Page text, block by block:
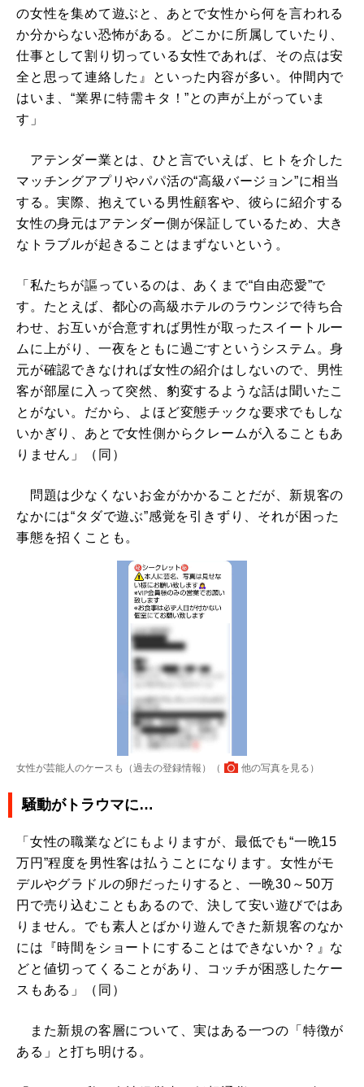
の女性を集めて遊ぶと、あとで女性から何を言われる
か分からない恐怖がある。どこかに所属していたり、
仕事として割り切っている女性であれば、その点は安
全と思って連絡した』といった内容が多い。仲間内で
はいま、“業界に特需キタ！”との声が上がっていま
す」
アテンダー業とは、ひと言でいえば、ヒトを介した
マッチングアプリやパパ活の“高級バージョン”に相当
する。実際、抱えている男性顧客や、彼らに紹介する
女性の身元はアテンダー側が保証しているため、大き
なトラブルが起きることはまずないという。
「私たちが謳っているのは、あくまで“自由恋愛”で
す。たとえば、都心の高級ホテルのラウンジで待ち合
わせ、お互いが合意すれば男性が取ったスイートルー
ムに上がり、一夜をともに過ごすというシステム。身
元が確認できなければ女性の紹介はしないので、男性
客が部屋に入って突然、豹変するような話は聞いたこ
とがない。だから、よほど変態チックな要求でもしな
いかぎり、あとで女性側からクレームが入ることもあ
りません」（同）
問題は少なくないお金がかかることだが、新規客の
なかには“タダで遊ぶ”感覚を引きずり、それが困った
事態を招くことも。
女性が芸能人のケースも（過去の登録情報）（ 他の写真を見る ）
騒動がトラウマに…
「女性の職業などにもよりますが、最低でも“一晩15
万円”程度を男性客は払うことになります。女性がモ
デルやグラドルの卵だったりすると、一晩30～50万
円で売り込むこともあるので、決して安い遊びではあ
りません。でも素人とばかり遊んできた新規客のなか
には『時間をショートにすることはできないか？』な
どと値切ってくることがあり、コッチが困惑したケー
スもある」（同）
また新規の客層について、実はある一つの「特徴が
ある」と打ち明ける。